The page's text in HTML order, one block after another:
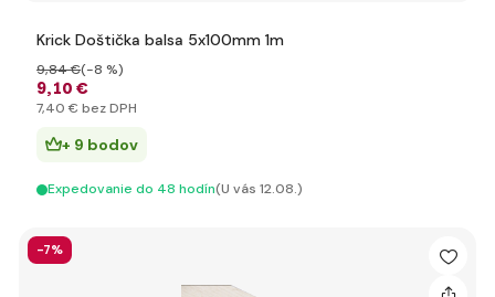
Krick Doštička balsa 5x100mm 1m
9,10 €
9,84 €(-8 %)
7,40 € bez DPH
+ 9 bodov
Expedovanie do 48 hodín(U vás 12.08.)
-7%